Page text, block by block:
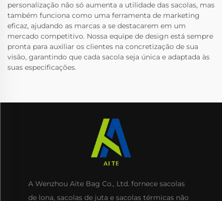
personalização não só aumenta a utilidade das sacolas, mas
também funciona como uma ferramenta de marketing
eficaz, ajudando as marcas a se destacarem em um
mercado competitivo. Nossa equipe de design está sempre
pronta para auxiliar os clientes na concretização de sua
visão, garantindo que cada sacola seja única e adaptada às
suas especificações.
A Wenzhou Aite Bag Co., Ltd. fornece sacolas
de lona, sacolas de juta e sacolas térmicas não